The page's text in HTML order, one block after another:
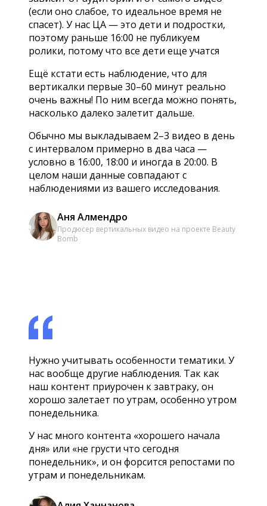
(если оно слабое, то идеальное время не
спасет). У нас ЦА — это дети и подростки,
поэтому раньше 16:00 не публикуем
ролики, потому что все дети еще учатся
Ещё кстати есть наблюдение, что для
вертикалки первые 30–60 минут реально
очень важны! По ним всегда можно понять,
насколько далеко залетит дальше.
Обычно мы выкладываем 2–3 видео в день
с интервалом примерно в два часа —
условно в 16:00, 18:00 и иногда в 20:00. В
целом наши данные совпадают с
наблюдениями из вашего исследования.
Аня Алмендро
Продюсер вертикальных видео на проекте Beauty
Bomb
Нужно учитывать особенности тематики. У
нас вообще другие наблюдения. Так как
наш контент приурочен к завтраку, он
хорошо залетает по утрам, особенно утром
понедельника.
У нас много контента «хорошего начала
дня» или «не грусти что сегодня
понедельник», и он форсится репостами по
утрам и понедельникам.